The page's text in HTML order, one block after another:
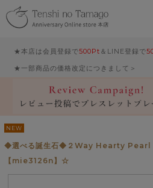
★本店は会員登録で500Pt ＆LINE登録で
★一部商品の価格改定につきまして＞
NEW
◆選べる誕生石◆２Way Hearty Pearl
【mie3126n】☆